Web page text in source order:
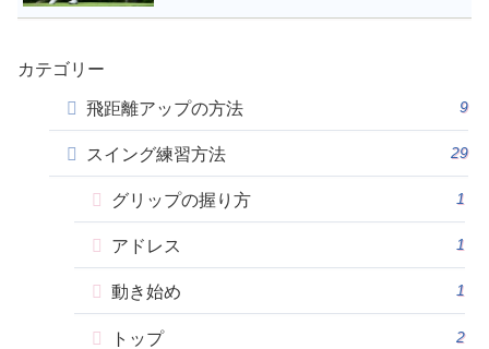
カテゴリー
飛距離アップの方法 9
スイング練習方法 29
グリップの握り方 1
アドレス 1
動き始め 1
トップ 2